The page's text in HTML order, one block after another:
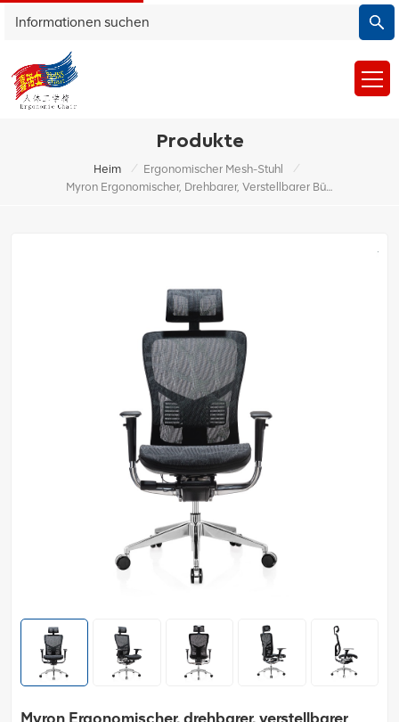
Produkte
Heim / Ergonomischer Mesh-Stuhl
/
Myron Ergonomischer, Drehbarer, Verstellbarer Bürostuhl Aus Netzstoff Mit Lendenwirbelstütze Und 3D-Armlehnen